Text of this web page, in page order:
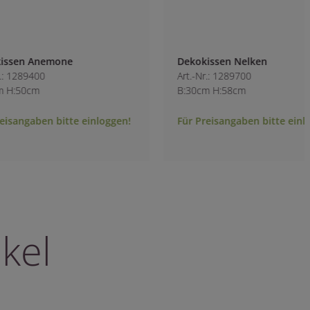
Dekokissen Nelken
Art.-Nr.: 1289700
B:30cm H:58cm
Für Preisangaben bitte einloggen!
Dekokissen
Art.-Nr.: 1289600
B:45cm H:45cm
Für